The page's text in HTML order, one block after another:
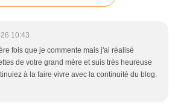
10:43
fois que je commente mais j'ai réalisé
de votre grand mère et suis très heureuse
à la faire vivre avec la continuité du blog.